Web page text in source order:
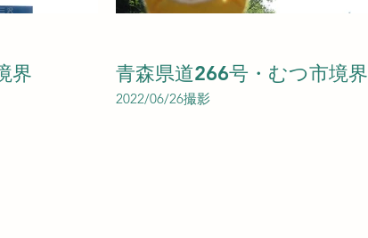
界 青森県道266号・むつ市境界
2022/06/26撮影